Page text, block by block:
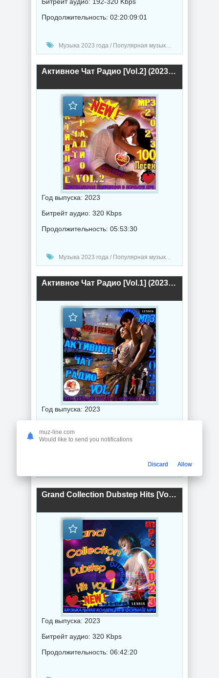
Продолжительность: 02:20:09:01
Музыка 2023 года / Популярная музыка / Хаус музыка / Диско музыка / Танцевальная музыка / Сборник музыка / DJ Lexsus
Активное Чат Радио [Vol.2] (2023) торрент
Год выпуска: 2023
Битрейт аудио: 320 Kbps
Продолжительность: 05:53:30
Музыка 2023 года / Популярная музыка / Шансон музыка / Блюз музыка / Поп музыка / Танцевальная музыка / Радио-Хиты / Радио-сборники / Сборник музыка / DJ Lexsus
Активное Чат Радио [Vol.1] (2023) торрент
Год выпуска: 2023
Продолжительность: 05:45:45
Grand Collection Dubstep Hits [Vol.1] (2023) торрент
Год выпуска: 2023
Битрейт аудио: 320 Kbps
Продолжительность: 06:42:20
muz-line.com
Would like to send you notifications
Discard Allow